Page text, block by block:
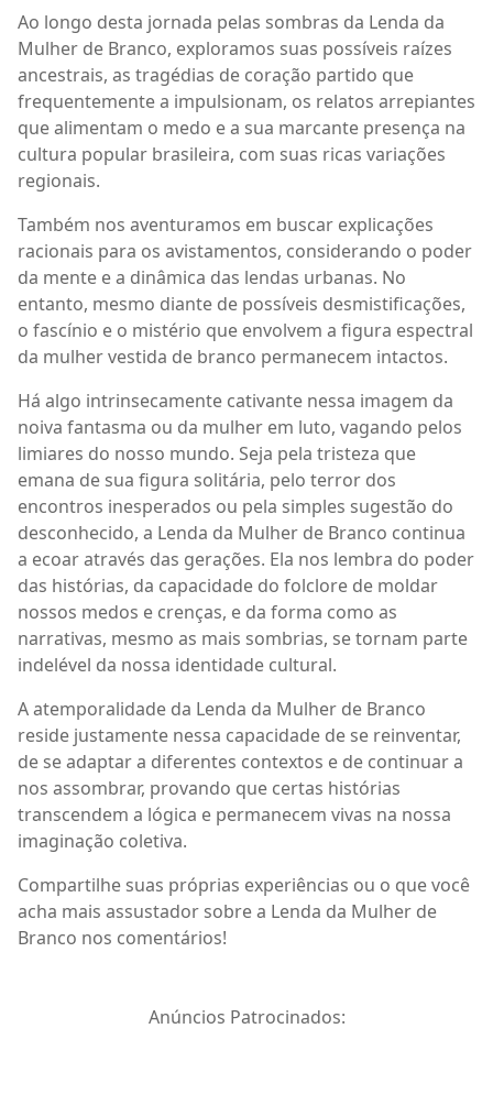
Ao longo desta jornada pelas sombras da Lenda da
Mulher de Branco, exploramos suas possíveis raízes
ancestrais, as tragédias de coração partido que
frequentemente a impulsionam, os relatos arrepiantes
que alimentam o medo e a sua marcante presença na
cultura popular brasileira, com suas ricas variações
regionais.
Também nos aventuramos em buscar explicações
racionais para os avistamentos, considerando o poder
da mente e a dinâmica das lendas urbanas. No
entanto, mesmo diante de possíveis desmistificações,
o fascínio e o mistério que envolvem a figura espectral
da mulher vestida de branco permanecem intactos.
Há algo intrinsecamente cativante nessa imagem da
noiva fantasma ou da mulher em luto, vagando pelos
limiares do nosso mundo. Seja pela tristeza que
emana de sua figura solitária, pelo terror dos
encontros inesperados ou pela simples sugestão do
desconhecido, a Lenda da Mulher de Branco continua
a ecoar através das gerações. Ela nos lembra do poder
das histórias, da capacidade do folclore de moldar
nossos medos e crenças, e da forma como as
narrativas, mesmo as mais sombrias, se tornam parte
indelével da nossa identidade cultural.
A atemporalidade da Lenda da Mulher de Branco
reside justamente nessa capacidade de se reinventar,
de se adaptar a diferentes contextos e de continuar a
nos assombrar, provando que certas histórias
transcendem a lógica e permanecem vivas na nossa
imaginação coletiva.
Compartilhe suas próprias experiências ou o que você
acha mais assustador sobre a Lenda da Mulher de
Branco nos comentários!
Anúncios Patrocinados: